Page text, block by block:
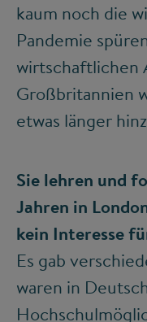
kaum noch die
Pandemie
wirtschaftlichen
Großbritannien
etwas länger
Sie lehren und
Jahren in
kein Interesse
Es gab
waren in